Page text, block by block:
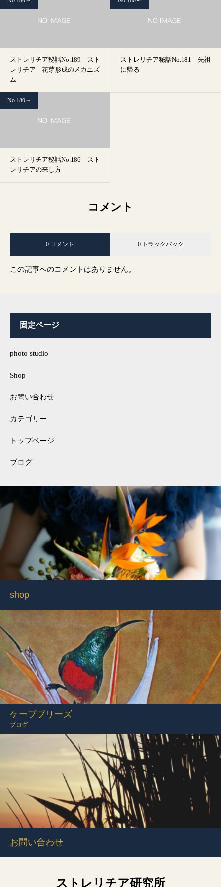
ストレリチア秘話No.189 スト
レリチア 花芽形成のメカニズ
ム
ストレリチア秘話No.181 先祖
に帰る
No.180～
ストレリチア秘話No.186 スト
レリチアの来し方
コメント
0 コメント 0 トラックバック
この記事へのコメントはありません。
固定ページ
photo studio
Shop
お問い合わせ
カテゴリー
トップページ
ブログ
shop
ケープブリーズ
ブログ
お問い合わせ
ストレリチア研究所